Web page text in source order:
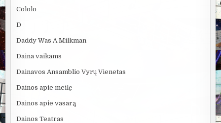
Cololo
D
Daddy Was A Milkman
Daina vaikams
Dainavos Ansamblio Vyrų Vienetas
Dainos apie meilę
Dainos apie vasarą
Dainos Teatras